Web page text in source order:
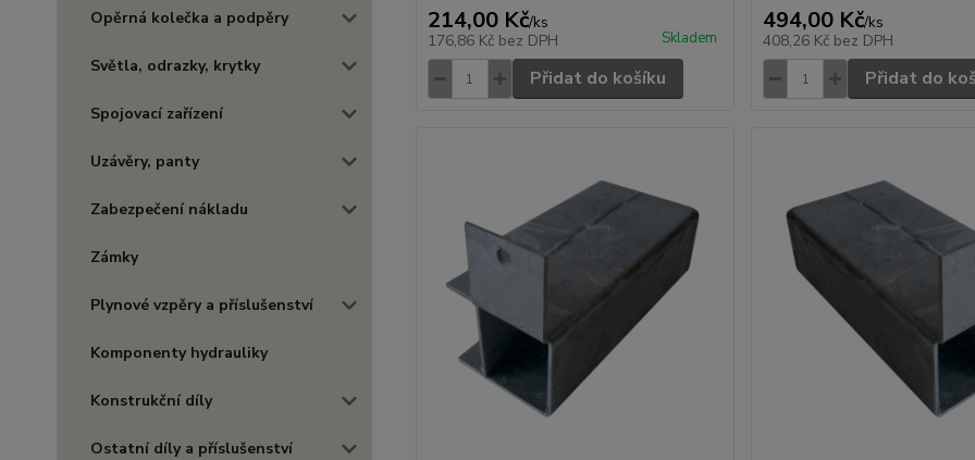
Opěrná kolečka a podpěry
Světla, odrazky, krytky
Spojovací zařízení
Uzávěry, panty
Zabezpečení nákladu
Zámky
Plynové vzpěry a příslušenství
Komponenty hydrauliky
Konstrukční díly
Ostatní díly a příslušenství
214,00 Kč/ks
176,86 Kč bez DPH Skladem
Přidat do košíku
494,00 Kč/ks
408,26 Kč bez DPH
Přidat do